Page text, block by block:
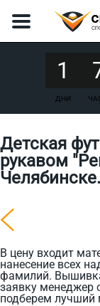
1
ДНИ
Детская
рукавом
Челябинске.
В цену входит
нанесение всех
фамилий.
заявку менеджер
подберем лучший